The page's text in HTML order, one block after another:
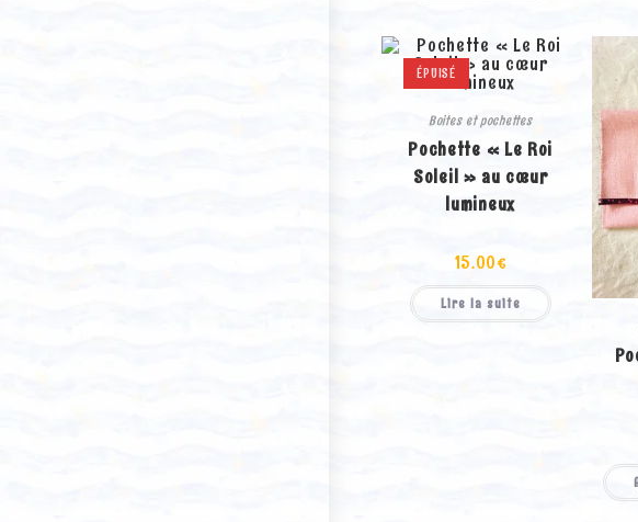
ÉPUISÉ
Boites et pochettes
Pochette « Le Roi
Soleil » au cœur
lumineux
15.00€
Lire la suite